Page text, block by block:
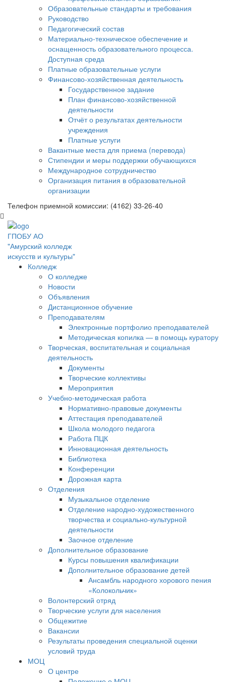
Образовательные стандарты и требования
Руководство
Педагогический состав
Материально-техническое обеспечение и
оснащенность образовательного процесса.
Доступная среда
Платные образовательные услуги
Финансово-хозяйственная деятельность
Государственное задание
План финансово-хозяйственной
деятельности
Отчёт о результатах деятельности
учреждения
Платные услуги
Вакантные места для приема (перевода)
Стипендии и меры поддержки обучающихся
Международное сотрудничество
Организация питания в образовательной
организации
Телефон приемной комиссии: (4162) 33-26-40
ГПОБУ АО
"Амурский колледж
искусств и культуры"
Колледж
О колледже
Новости
Объявления
Дистанционное обучение
Преподавателям
Электронные портфолио преподавателей
Методическая копилка — в помощь куратору
Творческая, воспитательная и социальная
деятельность
Документы
Творческие коллективы
Мероприятия
Учебно-методическая работа
Нормативно-правовые документы
Аттестация преподавателей
Школа молодого педагога
Работа ПЦК
Инновационная деятельность
Библиотека
Конференции
Дорожная карта
Отделения
Музыкальное отделение
Отделение народно-художественного
творчества и социально-культурной
деятельности
Заочное отделение
Дополнительное образование
Курсы повышения квалификации
Дополнительное образование детей
Ансамбль народного хорового пения
«Колокольчик»
Волонтерский отряд
Творческие услуги для населения
Общежитие
Вакансии
Результаты проведения специальной оценки
условий труда
МОЦ
О центре